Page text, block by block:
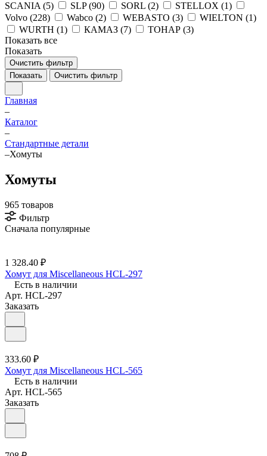
SCANIA (5) SLP (90) SORL (2) STELLOX (1)
Volvo (228) Wabco (2) WEBASTO (3) WIELTON (1)
WURTH (1) КАМАЗ (7) ТОНАР (3)
Показать все
Показать
Очистить фильтр
Показать
Очистить фильтр
Главная
–
Каталог
–
Стандартные детали
–Хомуты
Хомуты
965 товаров
Фильтр
Сначала популярные
1 328.40 ₽
Хомут для Miscellaneous HCL-297
Есть в наличии
Арт. HCL-297
Заказать
333.60 ₽
Хомут для Miscellaneous HCL-565
Есть в наличии
Арт. HCL-565
Заказать